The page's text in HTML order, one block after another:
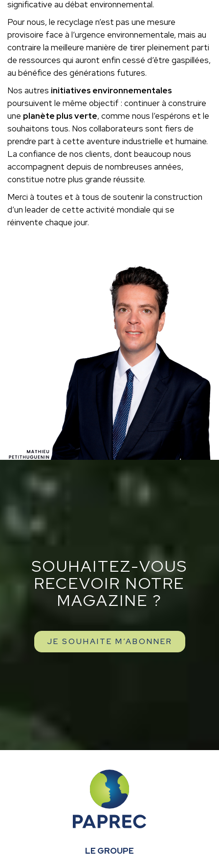
significative au débat environnemental.
Pour nous, le recyclage n’est pas une mesure
provisoire face à l’urgence environnementale, mais au
contraire la meilleure manière de tirer pleinement parti
de ressources qui auront enfin cessé d’être gaspillées,
au bénéfice des générations futures.
Nos autres initiatives environnementales
poursuivent le même objectif : continuer à construire
une planète plus verte, comme nous l’espérons et le
souhaitons tous. Nos collaborateurs sont fiers de
prendre part à cette aventure industrielle et humaine.
La confiance de nos clients, dont beaucoup nous
accompagnent depuis de nombreuses années,
constitue notre plus grande réussite.
Merci à toutes et à tous de soutenir la construction
d’un leader de cette activité mondiale qui se
réinvente chaque jour.
SOUHAITEZ-VOUS
RECEVOIR NOTRE
MAGAZINE ?
JE SOUHAITE M’ABONNER
LE GROUPE